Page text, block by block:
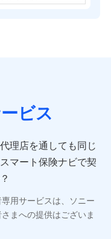
ビス
理店を通しても同じ
マート保険ナビで契
用サービスは、ソニー
まへの提供はございま